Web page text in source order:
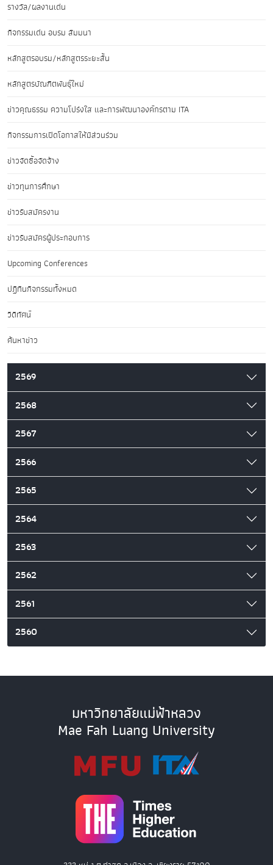
รางวัล/ผลงานเด่น
กิจกรรมเด่น อบรม สัมมนา
หลักสูตรอบรม/หลักสูตรระยะสั้น
หลักสูตรบัณฑิตพันธุ์ใหม่
ข่าวคุณธรรม ความโปร่งใส และการพัฒนาองค์กรตาม ITA
กิจกรรมการเปิดโอกาสให้มีส่วนร่วม
ข่าวจัดซื้อจัดจ้าง
ข่าวทุนการศึกษา
ข่าวรับสมัครงาน
ข่าวรับสมัครผู้ประกอบการ
Upcoming Conferences
ปฏิทินกิจกรรมทั้งหมด
วิดีทัศน์
ค้นหาข่าว
2569
2568
2567
2566
2565
2564
2563
2562
2561
2560
มหาวิทยาลัยแม่ฟ้าหลวง
Mae Fah Luang University